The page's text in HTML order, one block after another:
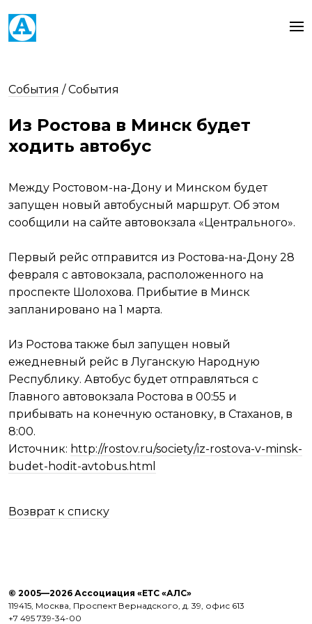
События /События
Из Ростова в Минск будет
ходить автобус
Между Ростовом-на-Дону и Минском будет
запущен новый автобусный маршрут. Об этом
сообщили на сайте автовокзала «Центрального».
Первый рейс отправится из Ростова-на-Дону 28
февраля с автовокзала, расположенного на
проспекте Шолохова. Прибытие в Минск
запланировано на 1 марта.
Из Ростова также был запущен новый
ежедневный рейс в Луганскую Народную
Республику. Автобус будет отправляться с
Главного автовокзала Ростова в 00:55 и
прибывать на конечную остановку, в Стаханов, в
8:00.
Источник: http://rostov.ru/society/iz-rostova-v-minsk-
budet-hodit-avtobus.html
Возврат к списку
© 2005—2026 Ассоциация «ЕТС «АЛС»
119415, Москва, Проспект Вернадского, д. 39, офис 613
+7 495 739-34-00